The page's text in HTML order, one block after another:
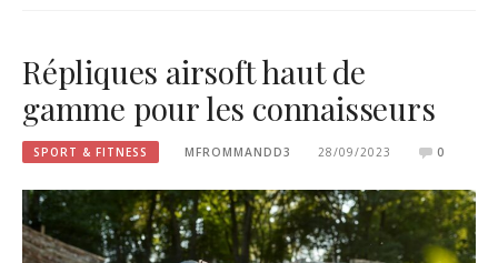
Répliques airsoft haut de
gamme pour les connaisseurs
SPORT & FITNESS MFROMMANDD3 28/09/2023 0